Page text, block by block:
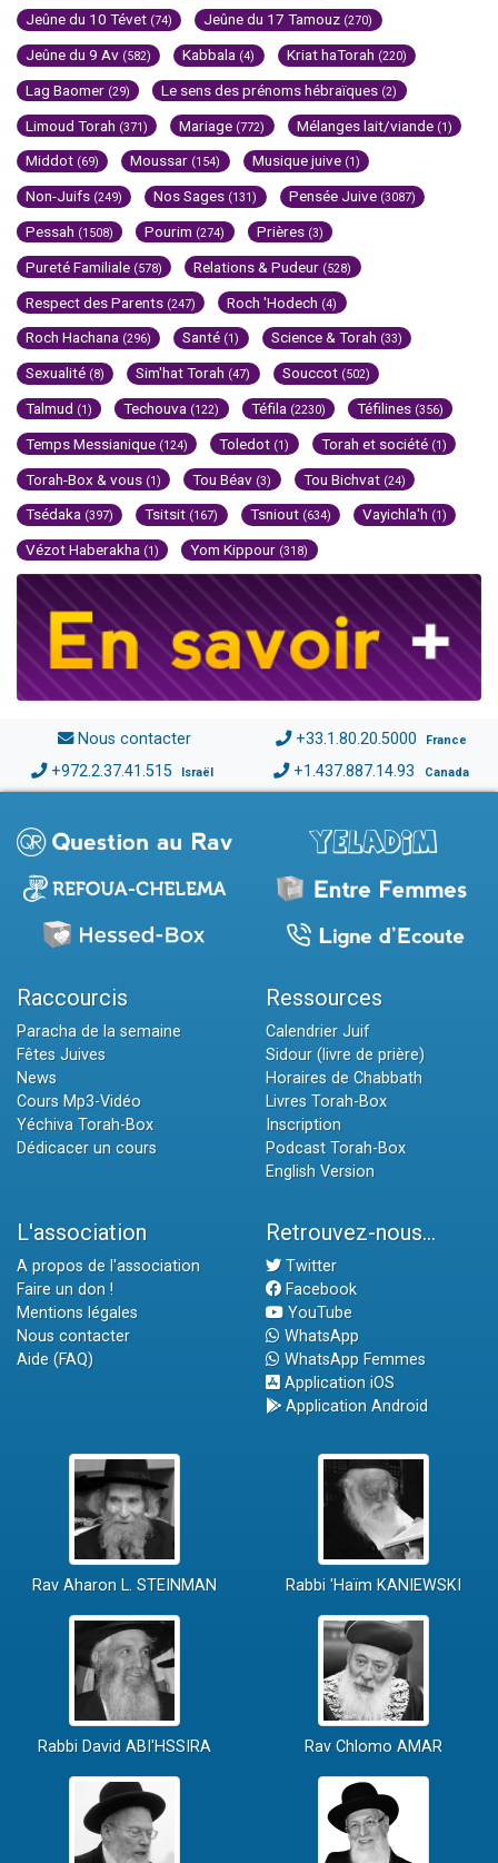
Jeûne du 10 Tévet (74) Jeûne du 17 Tamouz (270)
Jeûne du 9 Av (582) Kabbala (4) Kriat haTorah (220)
Lag Baomer (29) Le sens des prénoms hébraïques (2)
Limoud Torah (371) Mariage (772) Mélanges lait/viande (1)
Middot (69) Moussar (154) Musique juive (1)
Non-Juifs (249) Nos Sages (131) Pensée Juive (3087)
Pessah (1508) Pourim (274) Prières (3)
Pureté Familiale (578) Relations & Pudeur (528)
Respect des Parents (247) Roch 'Hodech (4)
Roch Hachana (296) Santé (1) Science & Torah (33)
Sexualité (8) Sim'hat Torah (47) Souccot (502)
Talmud (1) Techouva (122) Téfila (2230) Téfilines (356)
Temps Messianique (124) Toledot (1) Torah et société (1)
Torah-Box & vous (1) Tou Béav (3) Tou Bichvat (24)
Tsédaka (397) Tsitsit (167) Tsniout (634) Vayichla'h (1)
Vézot Haberakha (1) Yom Kippour (318)
Nous contacter +33.1.80.20.5000 France
+972.2.37.41.515 Israël +1.437.887.14.93 Canada
Raccourcis
Paracha de la semaine
Fêtes Juives
News
Cours Mp3-Vidéo
Yéchiva Torah-Box
Dédicacer un cours
Ressources
Calendrier Juif
Sidour (livre de prière)
Horaires de Chabbath
Livres Torah-Box
Inscription
Podcast Torah-Box
English Version
L'association
A propos de l'association
Faire un don !
Mentions légales
Nous contacter
Aide (FAQ)
Retrouvez-nous...
Twitter
Facebook
YouTube
WhatsApp
WhatsApp Femmes
Application iOS
Application Android
Rav Aharon L. STEINMAN Rabbi 'Haïm KANIEWSKI
Rabbi David ABI'HSSIRA Rav Chlomo AMAR